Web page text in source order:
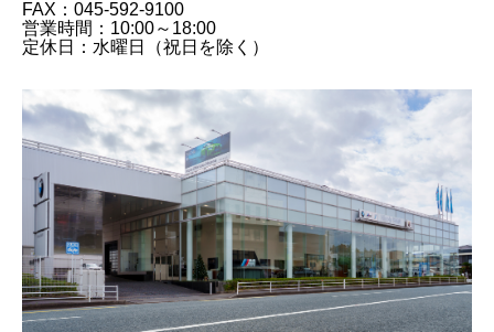
FAX：045​-592​-9100
営業時間：10:00～18:00
定休日：水曜日（祝日を除く）